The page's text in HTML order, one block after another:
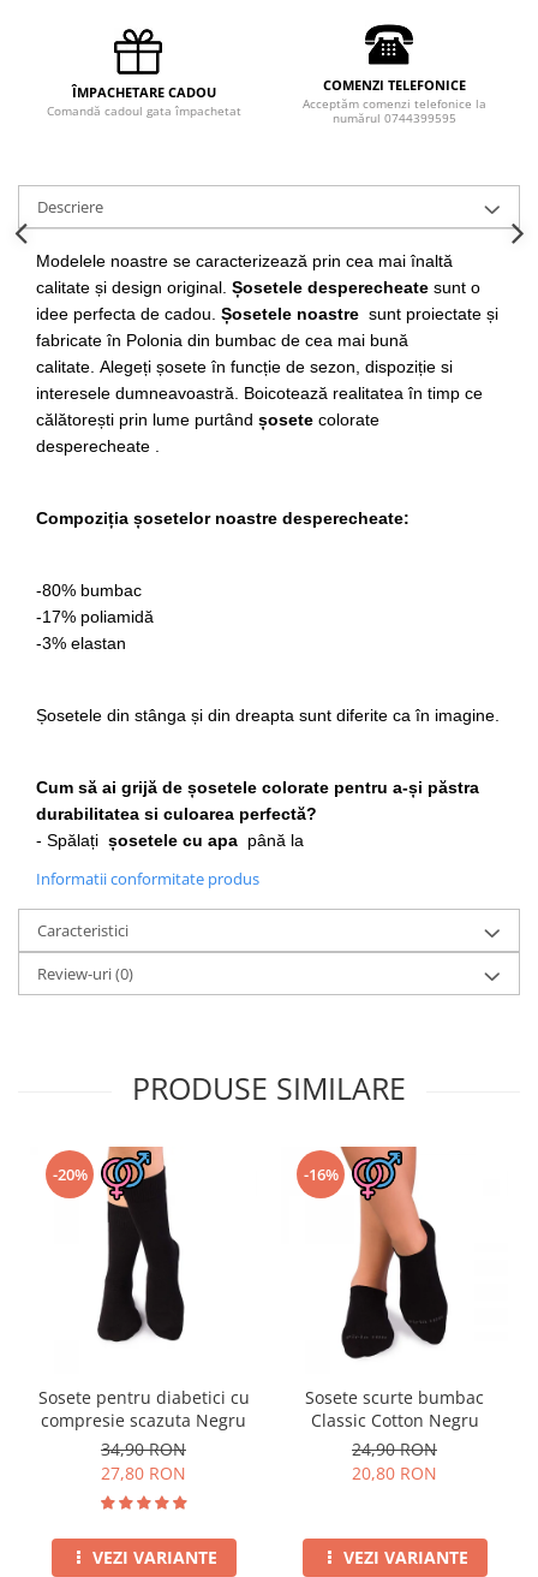
ÎMPACHETARE CADOU
Comandă cadoul gata împachetat
COMENZI TELEFONICE
Acceptăm comenzi telefonice la
numărul 0744399595
Descriere
Modelele noastre se caracterizează prin cea mai înaltă
calitate și design original. Șosetele desperecheate sunt o
idee perfecta de cadou. Șosetele noastre sunt proiectate și
fabricate în Polonia din bumbac de cea mai bună
calitate. Alegeți șosete în funcție de sezon, dispoziție si
interesele dumneavoastră. Boicotează realitatea în timp ce
călătorești prin lume purtând șosete colorate
desperecheate .
Compoziția șosetelor noastre desperecheate:
-80% bumbac
-17% poliamidă
-3% elastan
Șosetele din stânga și din dreapta sunt diferite ca în imagine.
Cum să ai grijă de șosetele colorate pentru a-și păstra
durabilitatea si culoarea perfectă?
- Spălați șosetele cu apa până la
Informatii conformitate produs
Caracteristici
Review-uri(0)
PRODUSE SIMILARE
-20%
Sosete pentru diabetici cu
compresie scazuta Negru
34,90 RON
27,80 RON
VEZI VARIANTE
-16%
Sosete scurte bumbac
Classic Cotton Negru
24,90 RON
20,80 RON
VEZI VARIANTE